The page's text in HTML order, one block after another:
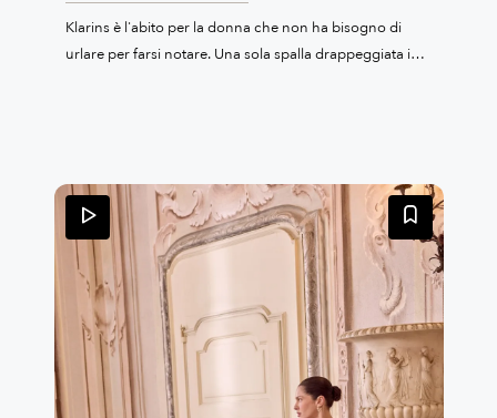
Klarins è l'abito per la donna che non ha bisogno di
urlare per farsi notare. Una sola spalla drappeggiata in
quando ti vedranno camminare verso l'altare. La gonna
ampia si apre in un volume generoso con strascico che
accarezza il pavimento, ma è lo spacco laterale
profondo a regalare quel tocco di sensualità moderna e
disinvolta. È il contrasto perfetto: la maestosità di una
principessa contemporanea e l'audacia di una donna
che sa esattamente chi è.